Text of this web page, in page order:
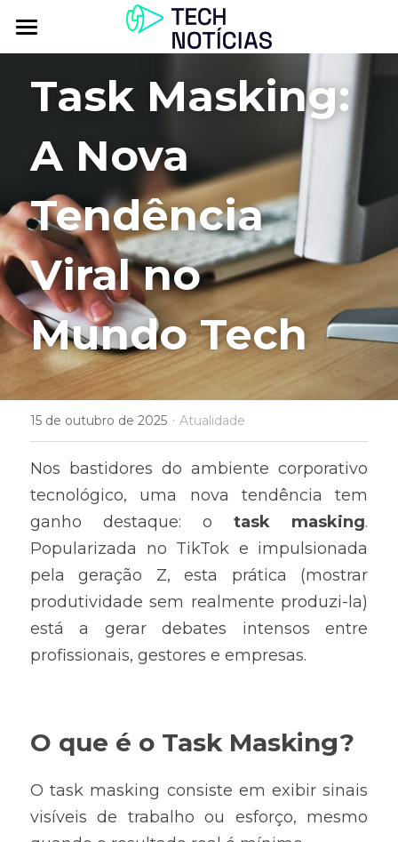
Atualidade
Explorar
Podcasts
Contactos
Task Masking:
A Nova
Tendência
Viral no
Mundo Tech
15 de outubro de 2025 · Atualidade
Nos bastidores do ambiente corporativo
tecnológico, uma nova tendência tem
ganho destaque: o task masking.
Popularizada no TikTok e impulsionada
pela geração Z, esta prática (mostrar
produtividade sem realmente produzi-la)
está a gerar debates intensos entre
profissionais, gestores e empresas.
O que é o Task Masking?
O task masking consiste em exibir sinais
visíveis de trabalho ou esforço, mesmo